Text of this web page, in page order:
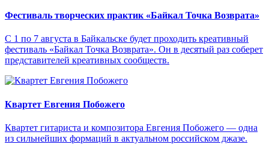
Фестиваль творческих практик «Байкал Точка Возврата»
С 1 по 7 августа в Байкальске будет проходить креативный
фестиваль «Байкал Точка Возврата». Он в десятый раз соберет
представителей креативных сообществ.
Квартет Евгения Побожего
Квартет гитариста и композитора Евгения Побожего — одна
из сильнейших формаций в актуальном российском джазе.